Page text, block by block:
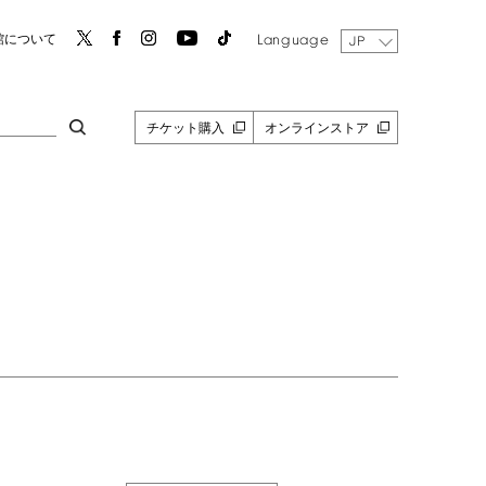
について Language JP
チケット購入 オンラインストア